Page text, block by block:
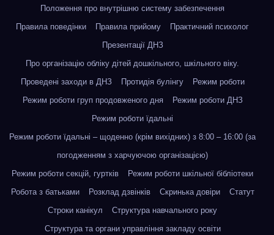
Положення про внутрішню систему забезпечення
Правила поведінки
Правила прийому
Практичний психолог
Презентації ДНЗ
Про організацію обліку дітей дошкільного, шкільного віку.
Проведені заходи в ДНЗ
Протидія булінгу
Режим роботи
Режим роботи груп продовженого дня
Режим роботи ДНЗ
Режим роботи їдальні
Режим роботи їдальні – щоденно (крім вихідних) з 8:00 – 16:00 (за
погодженням з харчуючою організацією)
Режим роботи секцій, гуртків
Режим роботи шкільної бібліотеки
Робота з батьками
Розклад дзвінків Скринька довіри
Статут
Строки канікул
Структура навчального року
Структура та органи управління закладу освіти